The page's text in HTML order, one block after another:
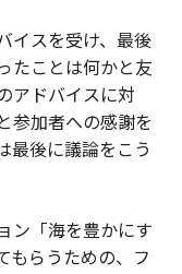
イスを受け、最後
たことは何かと友
アドバイスに対
参加者への感謝を
最後に議論をこう
ン「海を豊かにす
もらうための、フ